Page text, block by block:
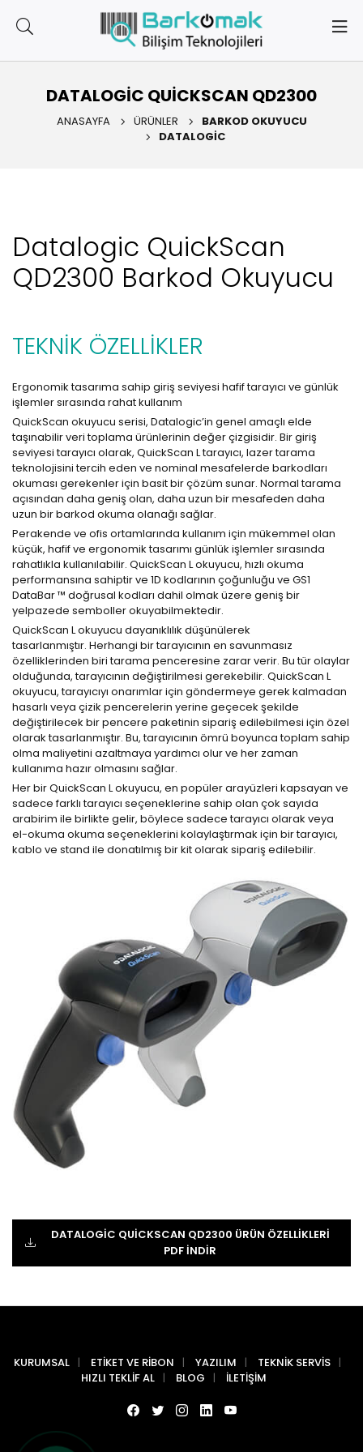
DATALOGIC QUICKSCAN QD2300
ANASAYFA ÜRÜNLER
BARKOD OKUYUCU
DATALOGIC
Datalogic QuickScan
QD2300 Barkod Okuyucu
TEKNİK ÖZELLİKLER
Ergonomik tasarıma sahip giriş seviyesi hafif tarayıcı ve günlük
işlemler sırasında rahat kullanım
QuickScan okuyucu serisi, Datalogic’in genel amaçlı elde
taşınabilir veri toplama ürünlerinin değer çizgisidir. Bir giriş
seviyesi tarayıcı olarak, QuickScan L tarayıcı, lazer tarama
teknolojisini tercih eden ve nominal mesafelerde barkodları
okuması gerekenler için basit bir çözüm sunar. Normal tarama
açısından daha geniş olan, daha uzun bir mesafeden daha
uzun bir barkod okuma olanağı sağlar.
Perakende ve ofis ortamlarında kullanım için mükemmel olan
küçük, hafif ve ergonomik tasarımı günlük işlemler sırasında
rahatlıkla kullanılabilir. QuickScan L okuyucu, hızlı okuma
performansına sahiptir ve 1D kodlarının çoğunluğu ve GS1
DataBar ™ doğrusal kodları dahil olmak üzere geniş bir
yelpazede semboller okuyabilmektedir.
QuickScan L okuyucu dayanıklılık düşünülerek
tasarlanmıştır. Herhangi bir tarayıcının en savunmasız
özelliklerinden biri tarama penceresine zarar verir. Bu tür olaylar
olduğunda, tarayıcının değiştirilmesi gerekebilir. QuickScan L
okuyucu, tarayıcıyı onarımlar için göndermeye gerek kalmadan
hasarlı veya çizik pencerelerin yerine geçecek şekilde
değiştirilecek bir pencere paketinin sipariş edilebilmesi için özel
olarak tasarlanmıştır. Bu, tarayıcının ömrü boyunca toplam sahip
olma maliyetini azaltmaya yardımcı olur ve her zaman
kullanıma hazır olmasını sağlar.
Her bir QuickScan L okuyucu, en popüler arayüzleri kapsayan ve
sadece farklı tarayıcı seçeneklerine sahip olan çok sayıda
arabirim ile birlikte gelir, böylece sadece tarayıcı olarak veya
el-okuma okuma seçeneklerini kolaylaştırmak için bir tarayıcı,
kablo ve stand ile donatılmış bir kit olarak sipariş edilebilir.
DATALOGIC QUICKSCAN QD2300 ÜRÜN ÖZELLIKLERI
PDF İNDIR
KURUMSAL ETIKET VE RIBON YAZILIM
TEKNIK SERVIS
HIZLI TEKLIF AL
BLOG İLETIŞIM